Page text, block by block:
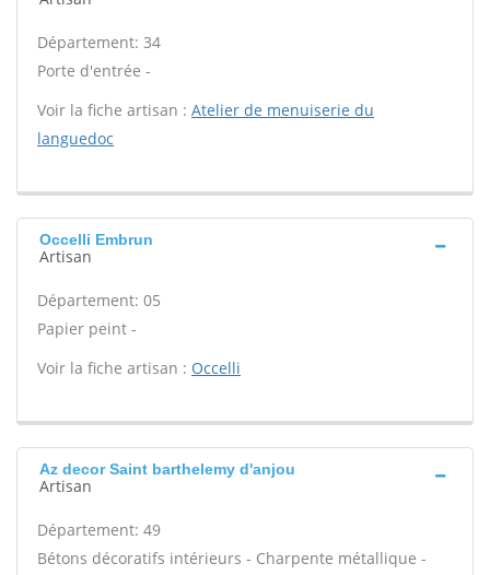
Département: 34
Porte d'entrée -
Voir la fiche artisan : Atelier de menuiserie du
languedoc
Occelli Embrun
Artisan
Département: 05
Papier peint -
Voir la fiche artisan : Occelli
Az decor Saint barthelemy d'anjou
Artisan
Département: 49
Bétons décoratifs intérieurs - Charpente métallique -